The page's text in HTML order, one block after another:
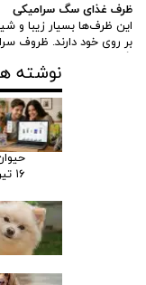
ظرف غذای سگ سرامیکی
این ظرف‌ها بسیار زیبا و
بر روی خود دارند. ظروف
از مدل‌های ظروف
سرامیکی در صورت
استفاده مداوم ترک
می‌توانند به‌راحتی تجمع
باعث زخم شدن دهان سگ
توصیه می‌شود افرادی که
ظرف را بررسی نمایند تا
نوشته
۱۶ تیر ۰۵